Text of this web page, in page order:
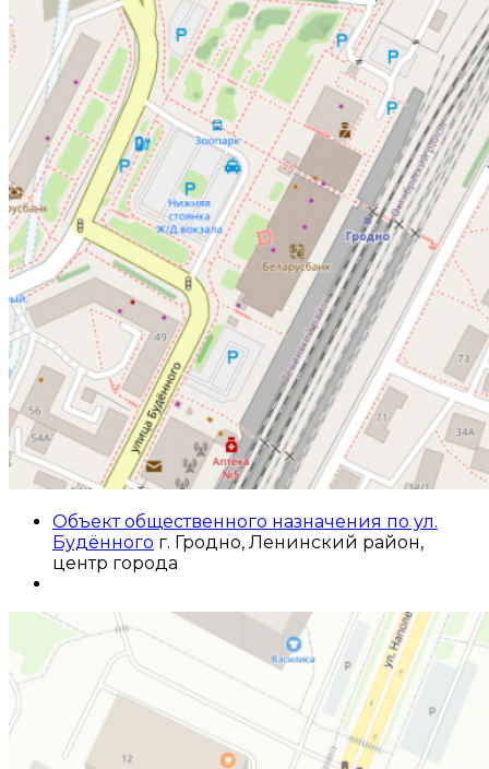
Объект общественного назначения по ул.
Будённого г. Гродно, Ленинский район,
центр города